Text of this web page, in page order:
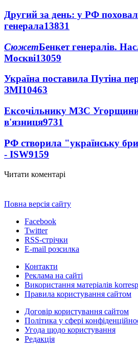
Другий за день: у РФ
генерала13831
СюжетБенкет генералів.
Москві13059
Україна поставила Путіна
ЗМІ10463
Ексочільнику МЗС
в'язниця9731
РФ створила "українську
- ISW9159
Читати коментарі
Повна версія сайту
Facebook
Twitter
RSS-стрічки
E-mail розсилка
Контакти
Реклама на сайті
Використання матеріалів
Правила користування сайтом
Договір користування сайтом
Політика у сфері
Угода щодо користування
Редакція